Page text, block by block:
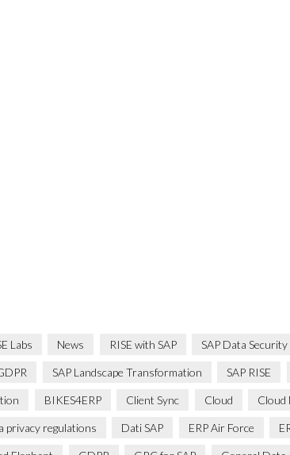
Labs News RISE with SAP SAP Data Security
SAP Landscape Transformation SAP RISE
BIKES4ERP Client Sync Cloud Cloud
privacy regulations Dati SAP ERP Air Force